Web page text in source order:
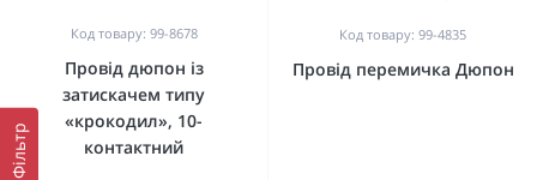
Фільтр
Код товару: 99-8678
Провід дюпон із
затискачем типу
«крокодил», 10-
контактний
Код товару: 99-4835
Провід перемичка Дюпон